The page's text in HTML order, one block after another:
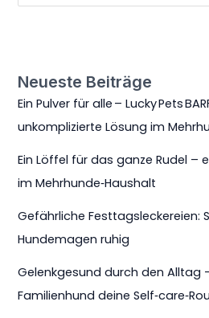
Neueste Beiträge
Ein Pulver für alle – Lucky Pets
unkomplizierte Lösung im
Ein Löffel für das ganze Rudel –
im Mehrhunde‑Haushalt
Gefährliche Festtagsleckereien:
Hundemagen ruhig
Gelenkgesund durch den Alltag
Familienhund deine